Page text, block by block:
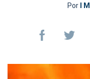
PorI M